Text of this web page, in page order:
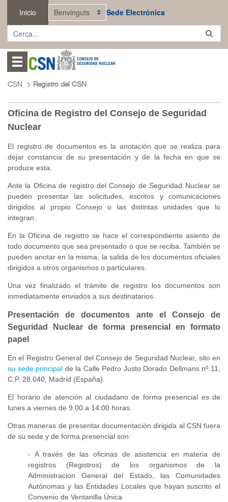
Salta al contingut principal
Inicio Sede Electrónica
Abrir menú
CSN Registro del CSN
Oficina de Registro del Consejo de Seguridad
Nuclear
El registro de documentos es la anotación que se realiza para
dejar constancia de su presentación y de la fecha en que se
produce esta.
Ante la Oficina de registro del Consejo de Seguridad Nuclear se
pueden presentar las solicitudes, escritos y comunicaciones
dirigidos al propio Consejo o las distintas unidades que lo
integran.
En la Oficina de registro se hace el correspondiente asiento de
todo documento que sea presentado o que se reciba. También se
pueden anotar en la misma, la salida de los documentos oficiales
dirigidos a otros organismos o particulares.
Una vez finalizado el trámite de registro los documentos son
inmediatamente enviados a sus destinatarios.
Presentación de documentos ante el Consejo de
Seguridad Nuclear de forma presencial en formato
papel
En el Registro General del Consejo de Seguridad Nuclear, sito en
su sede principal de la Calle Pedro Justo Dorado Dellmans nº 11,
C.P. 28.040, Madrid (España).
El horario de atención al ciudadano de forma presencial es de
lunes a viernes de 9:00 a 14:00 horas.
Otras maneras de presentar documentación dirigida al CSN fuera
de su sede y de forma presencial son:
- A través de las oficinas de asistencia en materia de
registros (Registros) de los organismos de la
Administración General del Estado, las Comunidades
Autónomas y las Entidades Locales que hayan suscrito el
Convenio de Ventanilla Única.